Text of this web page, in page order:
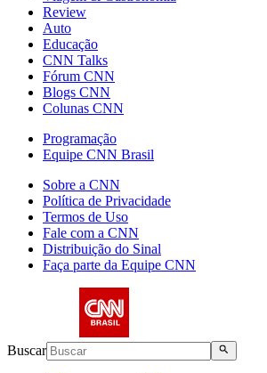
Review
Auto
Educação
CNN Talks
Fórum CNN
Blogs CNN
Colunas CNN
Programação
Equipe CNN Brasil
Sobre a CNN
Política de Privacidade
Termos de Uso
Fale com a CNN
Distribuição do Sinal
Faça parte da Equipe CNN
Buscar